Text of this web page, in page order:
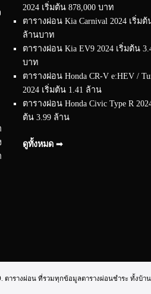
2024 เริ่มต้น 878,000 บาท
ตารางผ่อน Kia Carnival 2024 เริ่มต้
ล้านบาท
ตารางผ่อน Kia EV9 2024 เริ่มต้น
บาท
ตารางผ่อน Honda CR-V e:HEV /
2024 เริ่มต้น 1.41 ล้าน
ตารางผ่อน Honda Civic Type R
ต้น 3.99 ล้าน
ดูทั้งหมด ➟
ตารางผ่อน ที่รวมทุกข้อมูลตารางผ่อนชำระ ทั้งบ้